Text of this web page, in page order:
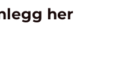
her